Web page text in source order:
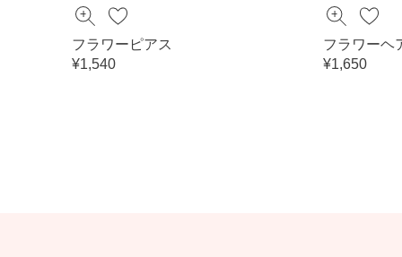
フラワーピアス
¥1,540
フラワーヘ
¥1,650